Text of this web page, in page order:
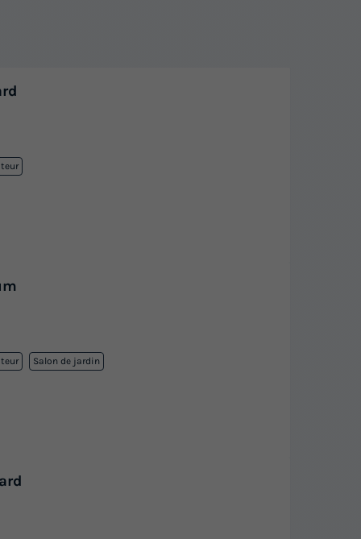
Salon de jardin